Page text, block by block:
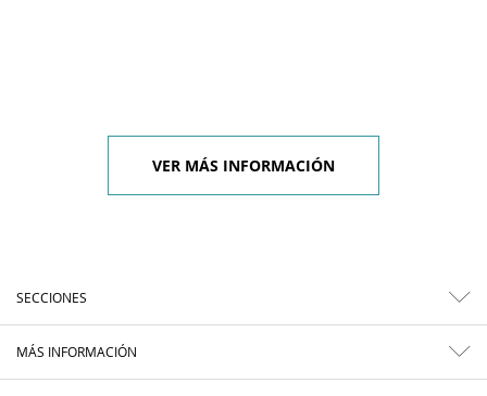
VER MÁS INFORMACIÓN
SECCIONES
MÁS INFORMACIÓN